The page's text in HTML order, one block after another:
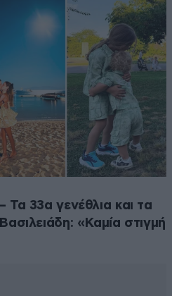
Τα 33α γενέθλια και τα
«Καμία στιγμή